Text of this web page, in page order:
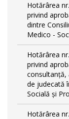
Hotărârea
privind
dintre
Medico -
Hotărârea
privind
consultanță,
de judecată
Socială și
Hotărârea